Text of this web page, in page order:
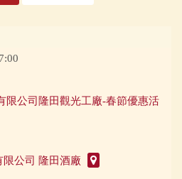
限公司隆田觀光工廠-春節優惠活
公司 隆田酒廠